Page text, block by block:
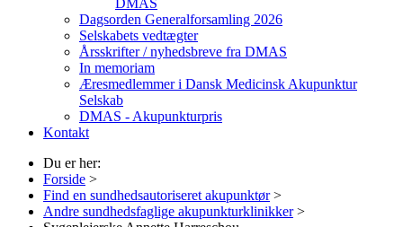
DMAS
Dagsorden Generalforsamling 2026
Selskabets vedtægter
Årsskrifter / nyhedsbreve fra DMAS
In memoriam
Æresmedlemmer i Dansk Medicinsk Akupunktur
Selskab
DMAS - Akupunkturpris
Kontakt
Du er her:
Forside >
Find en sundhedsautoriseret akupunktør >
Andre sundhedsfaglige akupunkturklinikker >